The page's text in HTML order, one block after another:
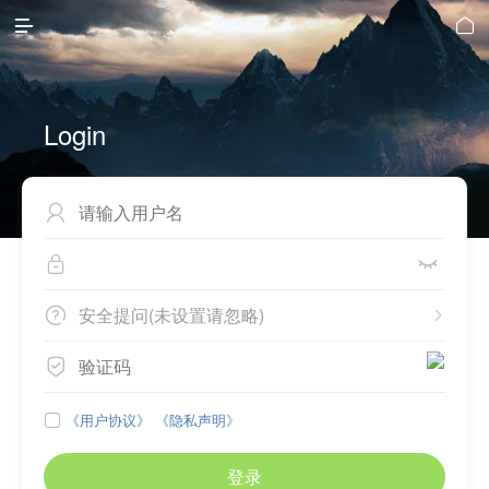
 
Login

 
 
安全提问(未设置请忽略)

 《用户协议》 《隐私声明》
登录